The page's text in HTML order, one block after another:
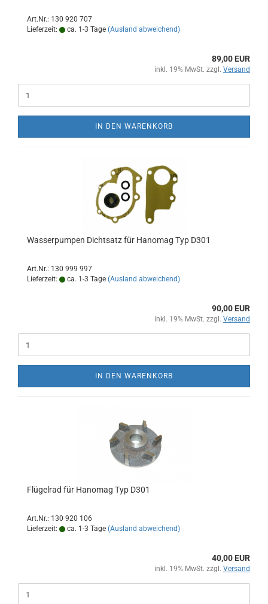
Art.Nr.: 130 920 707
Lieferzeit:
ca. 1-3 Tage (Ausland abweichend)
89,00 EUR
inkl. 19% MwSt. zzgl. Versand
IN DEN WARENKORB
Wasserpumpen Dichtsatz für Hanomag Typ D301
Art.Nr.: 130 999 997
Lieferzeit:
ca. 1-3 Tage (Ausland abweichend)
90,00 EUR
inkl. 19% MwSt. zzgl. Versand
IN DEN WARENKORB
Flügelrad für Hanomag Typ D301
Art.Nr.: 130 920 106
Lieferzeit:
ca. 1-3 Tage (Ausland abweichend)
40,00 EUR
inkl. 19% MwSt. zzgl. Versand